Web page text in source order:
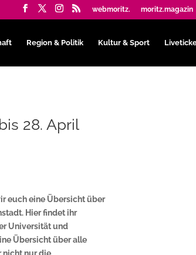
webmoritz. moritz.magazin
Region & Politik Kultur & Sport
28. April
euch eine Übersicht über
Hier findet ihr
Universität und
Übersicht über alle